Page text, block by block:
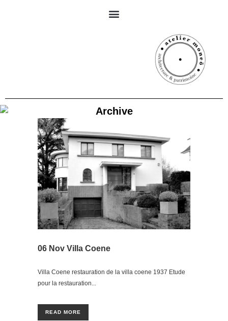
Archive
06 Nov Villa Coene
Villa Coene restauration de la villa coene 1937 Etude
pour la restauration...
READ MORE